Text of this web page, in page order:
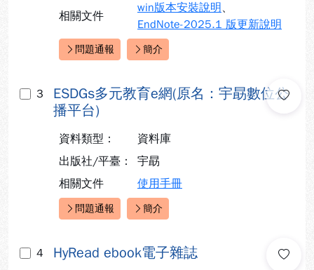
相關文件
win版本安裝說明 、
EndNote-2025.1 版更新說明
快速連結：
問題通報 簡介
3
ESDGs多元教育e網(原名：宇勗數位公
播平台)
資料類型：
資料庫
出版社/平臺：
宇勗
相關文件
使用手冊
快速連結：
問題通報 簡介
4 HyRead ebook電子雜誌